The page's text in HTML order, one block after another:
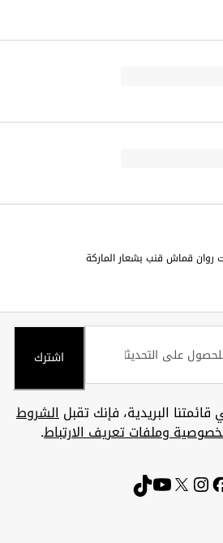
روان قماش قنب بشعار الماركة
اشترك
البريدية، فإنك تقبلالشروط
وملفات تعريف الارتباط.